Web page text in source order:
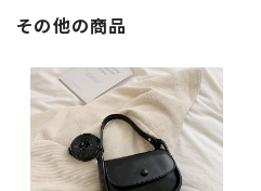
ルバッグ 肩掛けバッグ シンプル
ショルダー ホワイト ブラック デ
アル デイリー お出かけ オフィス
カジュアル OL 上品 大人 10代
20代 30代 40代 K-B0054
その他の商品